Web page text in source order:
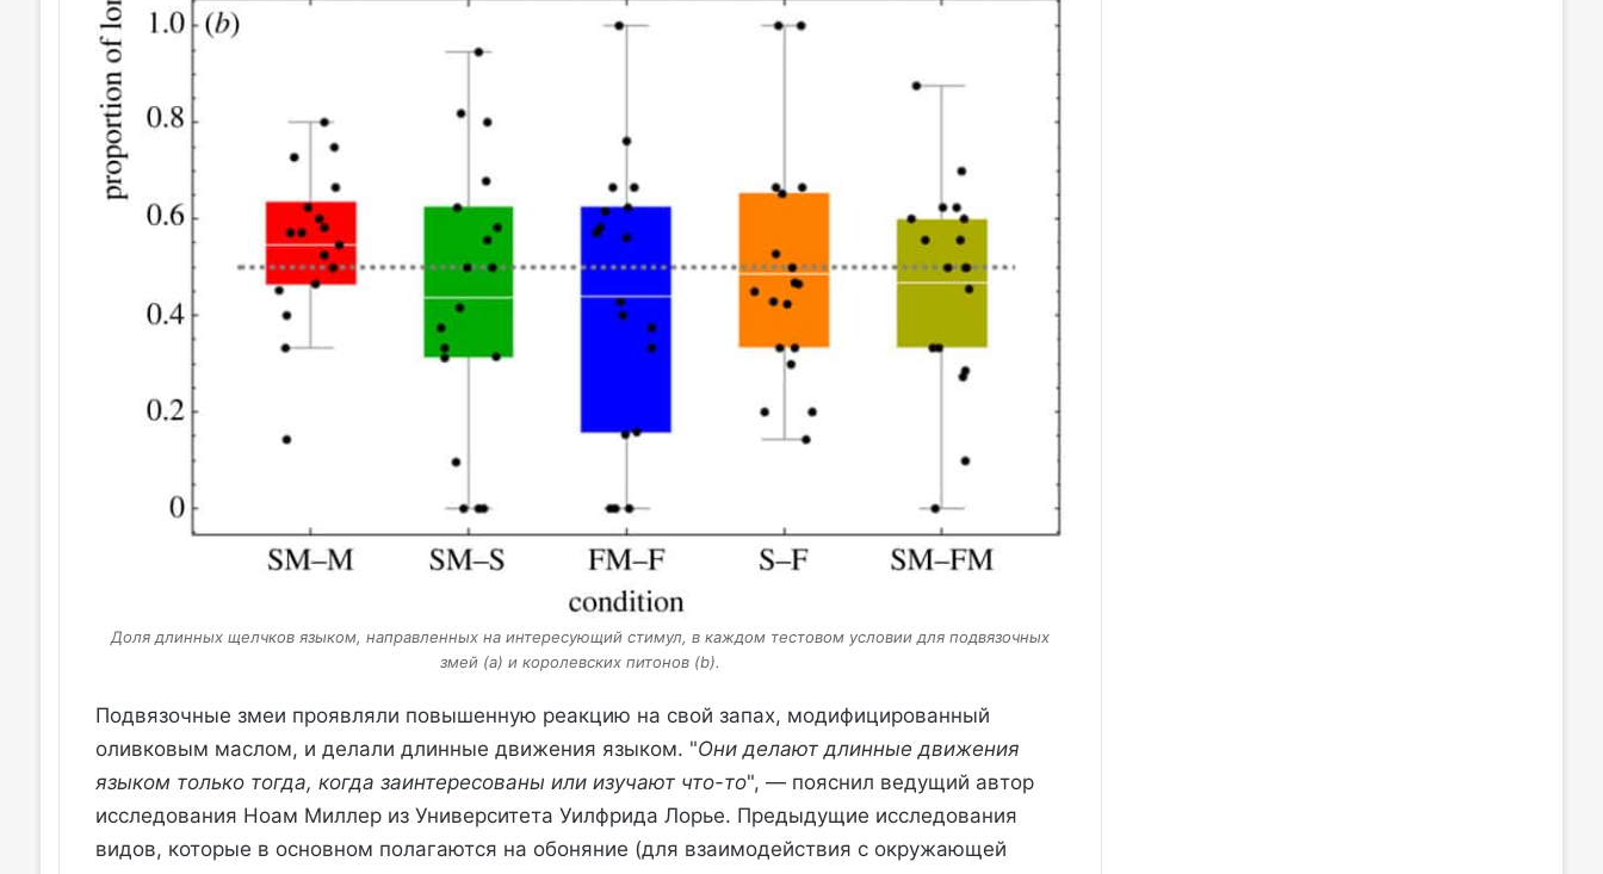
Доля длинных щелчков языком, направленных на интересующий стимул, в каждом тестовом условии для подвязочных
змей (a) и королевских питонов (b).
Подвязочные змеи проявляли повышенную реакцию на свой запах, модифицированный
оливковым маслом, и делали длинные движения языком. "Они делают длинные движения
языком только тогда, когда заинтересованы или изучают что-то", — пояснил ведущий автор
исследования Ноам Миллер из Университета Уилфрида Лорье. Предыдущие исследования
видов, которые в основном полагаются на обоняние (для взаимодействия с окружающей